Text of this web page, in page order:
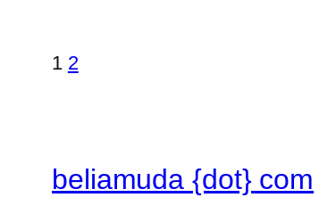
1 2
beliamuda {dot} com